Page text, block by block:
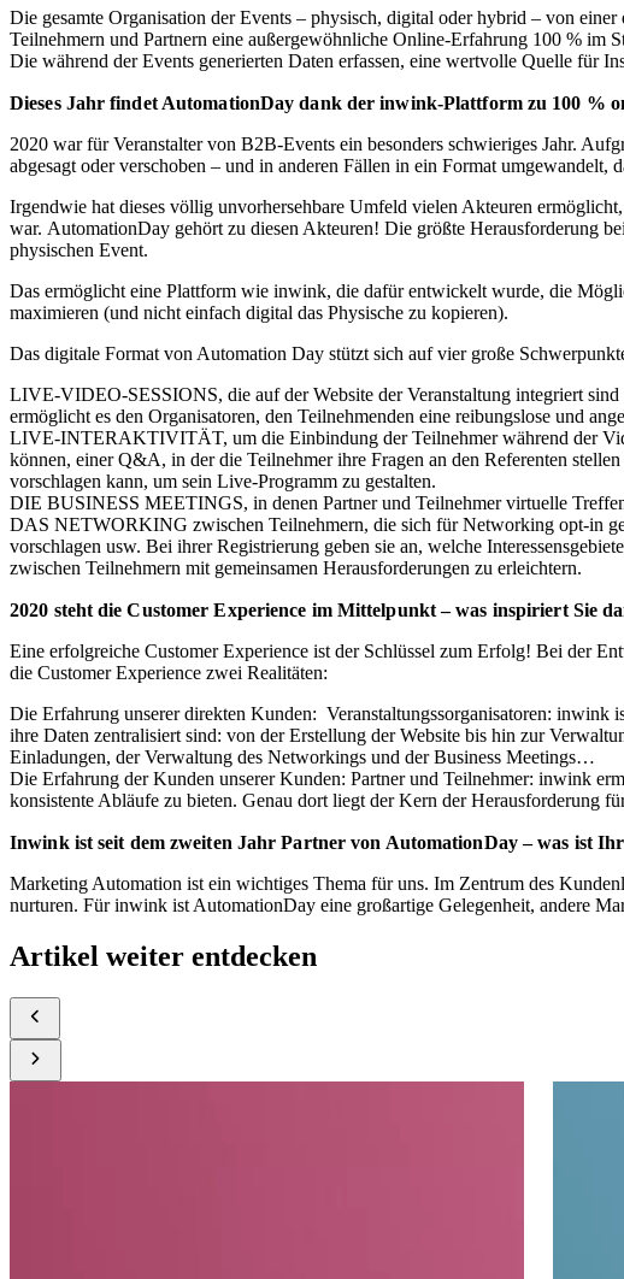
Die gesamte Organisation der Events – physisch, digital oder hybrid – von einer
Teilnehmern und Partnern eine außergewöhnliche Online-Erfahrung 100 % im
Die während der Events generierten Daten erfassen, eine wertvolle Quelle für
Dieses Jahr findet AutomationDay dank der inwink-Plattform zu 100 %
2020 war für Veranstalter von B2B-Events ein besonders schwieriges Jahr.
abgesagt oder verschoben – und in anderen Fällen in ein Format umgewandelt,
Irgendwie hat dieses völlig unvorhersehbare Umfeld vielen Akteuren
war. AutomationDay gehört zu diesen Akteuren! Die größte Herausforderung
physischen Event.
Das ermöglicht eine Plattform wie inwink, die dafür entwickelt wurde, die
maximieren (und nicht einfach digital das Physische zu kopieren).
Das digitale Format von Automation Day stützt sich auf vier große
LIVE-VIDEO-SESSIONS, die auf der Website der Veranstaltung integriert
ermöglicht es den Organisatoren, den Teilnehmenden eine reibungslose und
LIVE-INTERAKTIVITÄT, um die Einbindung der Teilnehmer während der
können, einer Q&A, in der die Teilnehmer ihre Fragen an den Referenten
vorschlagen kann, um sein Live-Programm zu gestalten.
DIE BUSINESS MEETINGS, in denen Partner und Teilnehmer virtuelle
DAS NETWORKING zwischen Teilnehmern, die sich für Networking opt-in
vorschlagen usw. Bei ihrer Registrierung geben sie an, welche
zwischen Teilnehmern mit gemeinsamen Herausforderungen zu erleichtern.
2020 steht die Customer Experience im Mittelpunkt – was inspiriert Sie
Eine erfolgreiche Customer Experience ist der Schlüssel zum Erfolg! Bei der
die Customer Experience zwei Realitäten:
Die Erfahrung unserer direkten Kunden: Veranstaltungssorganisatoren: inwink
ihre Daten zentralisiert sind: von der Erstellung der Website bis hin zur
Einladungen, der Verwaltung des Networkings und der Business Meetings…
Die Erfahrung der Kunden unserer Kunden: Partner und Teilnehmer: inwink
konsistente Abläufe zu bieten. Genau dort liegt der Kern der Herausforderung
Inwink ist seit dem zweiten Jahr Partner von AutomationDay – was ist
Marketing Automation ist ein wichtiges Thema für uns. Im Zentrum des
nurturen. Für inwink ist AutomationDay eine großartige Gelegenheit, andere
Artikel weiter entdecken